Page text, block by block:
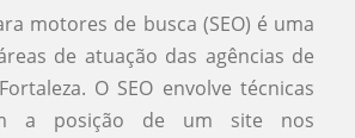
motores de busca (SEO) é uma
de atuação das agências de
O SEO envolve técnicas
a posição de um site nos